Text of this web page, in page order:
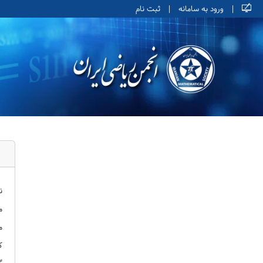
| ورود به سامانه | ثبت نام